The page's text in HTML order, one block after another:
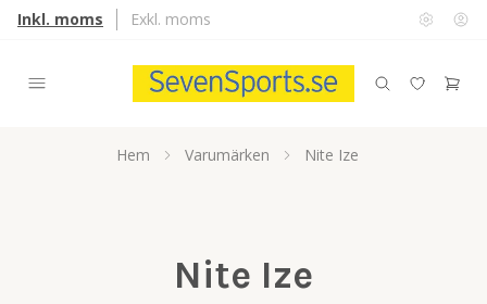
Inkl. moms Exkl. moms
Hem Varumärken Nite Ize
Nite Ize